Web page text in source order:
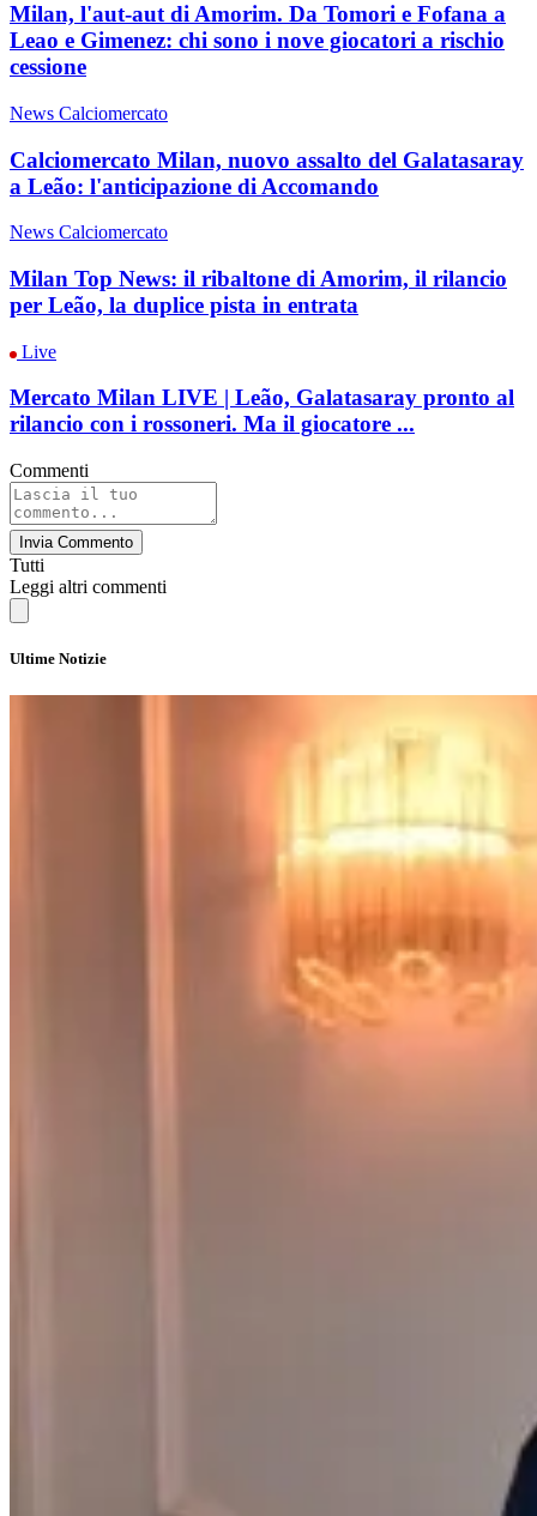
Milan, l'aut-aut di Amorim. Da Tomori e Fofana a
Leao e Gimenez: chi sono i nove giocatori a rischio
cessione
News Calciomercato
Calciomercato Milan, nuovo assalto del Galatasaray
a Leão: l'anticipazione di Accomando
News Calciomercato
Milan Top News: il ribaltone di Amorim, il rilancio
per Leão, la duplice pista in entrata
Live
Mercato Milan LIVE | Leão, Galatasaray pronto al
rilancio con i rossoneri. Ma il giocatore ...
Commenti
Invia Commento
Tutti
Leggi altri commenti
Ultime Notizie